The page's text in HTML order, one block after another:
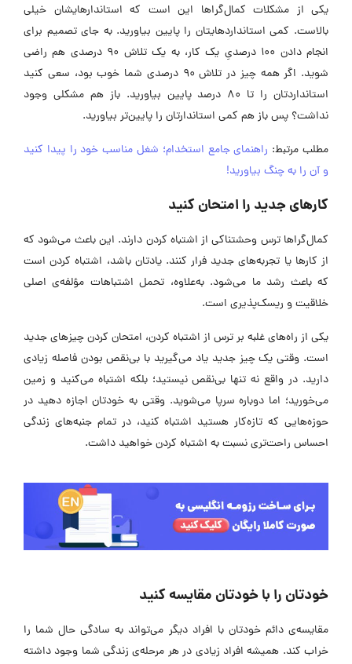
یکی از مشکلات کمال‌گراها این است که استاندارهایشان خیلی
بالاست. کمی استانداردهایتان را پایین بیاورید. به جای تصمیم برای
انجام دادن ۱۰۰ درصدیِ یک کار، به یک تلاش ۹۰ درصدی هم راضی
شوید. اگر همه چیز در تلاش ۹۰ درصدی شما خوب بود، سعی کنید
استانداردتان را تا ۸۰ درصد پایین بیاورید. باز هم مشکلی وجود
نداشت؟ پس باز هم کمی استاندارتان را پایین‌تر بیاورید.
مطلب مرتبط: راهنمای جامع استخدام؛ شغل مناسب خود را پیدا کنید
و آن را به چنگ بیاورید!
کارهای جدید را امتحان کنید
کمال‌گراها ترس وحشتناکی از اشتباه‌ کردن دارند. این باعث می‌شود که
از کارها یا تجربه‌های جدید فرار کنند. یادتان باشد، اشتباه کردن است
که باعث رشد ما می‌شود. به‌علاوه، تحمل اشتباهات مؤلفه‌ی اصلی
خلاقیت و ریسک‌پذیری است.
یکی از راه‌های غلبه بر ترس از اشتباه کردن، امتحان کردن چیزهای جدید
است. وقتی یک چیز جدید یاد می‌گیرید با بی‌نقص بودن فاصله زیادی
دارید. در واقع نه تنها بی‌نقص نیستید؛ بلکه اشتباه می‌کنید و زمین
می‌خورید؛ اما دوباره سرپا می‌شوید. وقتی به خودتان اجازه دهید در
حوزه‌هایی که تازه‌کار هستید اشتباه کنید، در تمام جنبه‌های زندگی
احساس راحت‌تری نسبت به اشتباه‌ کردن خواهید داشت.
خودتان را با خودتان مقایسه کنید
مقایسه‌ی دائم خودتان با افراد دیگر می‌تواند به سادگی حال شما را
خراب کند. همیشه افراد زیادی در هر مرحله‌ی زندگی شما وجود داشته